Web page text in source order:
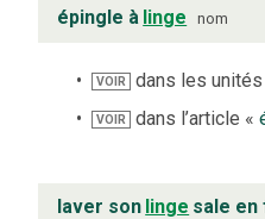
épingle à linge nom
VOIR dans les
VOIR dans l’article «
laver son linge sale en